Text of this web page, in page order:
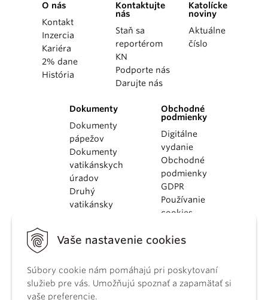
Vaše nastavenie cookies
Súbory cookie nám pomáhajú pri poskytovaní
služieb pre vás. Umožňujú spoznať a zapamätať si
vaše preferencie.
O nás
Kontakt
Inzercia
Kariéra
2% dane
História
Kontaktujte
nás
Staň sa
reportérom
KN
Podporte nás
Darujte nás
Katolícke
noviny
Aktuálne
číslo
Dokumenty
Dokumenty
pápežov
Dokumenty
vatikánskych
úradov
Druhý
vatikánsky
KBS
kánonického
práva
Katechizmus
Obchodné
podmienky
Digitálne
vydanie
Obchodné
podmienky
GDPR
Používanie
cookies